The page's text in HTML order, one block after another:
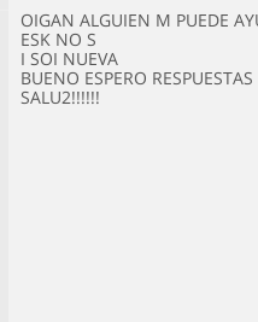
OIGAN ALGUIEN M PUEDE
ESK NO S
I SOI NUEVA
BUENO ESPERO RESPUESTAS
SALU2!!!!!!